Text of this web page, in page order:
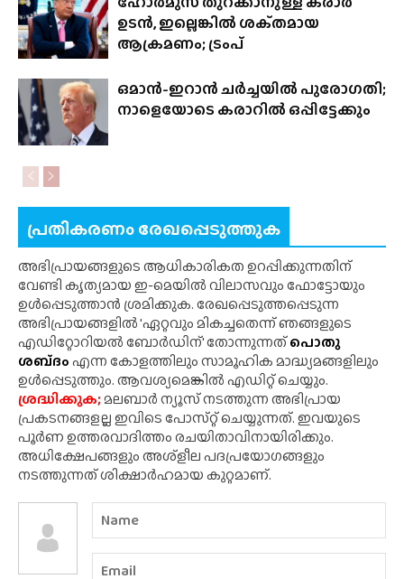
ഉടൻ, ഇല്ലെങ്കിൽ ശക്‌തമായ
ആക്രമണം; ട്രംപ്
ഒമാൻ-ഇറാൻ ചർച്ചയിൽ പുരോഗതി;
നാളെയോടെ കരാറിൽ ഒപ്പിട്ടേക്കും
പ്രതികരണം രേഖപ്പെടുത്തുക
അഭിപ്രായങ്ങളുടെ ആധികാരികത ഉറപ്പിക്കുന്നതിന്
വേണ്ടി കൃത്യമായ ഇ-മെയിൽ വിലാസവും ഫോട്ടോയും
ഉൾപ്പെടുത്താൻ ശ്രമിക്കുക. രേഖപ്പെടുത്തപ്പെടുന്ന
അഭിപ്രായങ്ങളിൽ 'ഏറ്റവും മികച്ചതെന്ന് ഞങ്ങളുടെ
എഡിറ്റോറിയൽ ബോർഡിന്' തോന്നുന്നത്പൊതു
ശബ്‌ദംഎന്ന കോളത്തിലും സാമൂഹിക മാദ്ധ്യമങ്ങളിലും
ഉൾപ്പെടുത്തും. ആവശ്യമെങ്കിൽ എഡിറ്റ് ചെയ്യും.
ശ്രദ്ധിക്കുക;മലബാർ ന്യൂസ് നടത്തുന്ന അഭിപ്രായ
പ്രകടനങ്ങളല്ല ഇവിടെ പോസ്‌റ്റ് ചെയ്യുന്നത്. ഇവയുടെ
പൂർണ ഉത്തരവാദിത്തം രചയിതാവിനായിരിക്കും.
അധിക്ഷേപങ്ങളും അശ്‌ളീല പദപ്രയോഗങ്ങളും
നടത്തുന്നത് ശിക്ഷാർഹമായ കുറ്റമാണ്.